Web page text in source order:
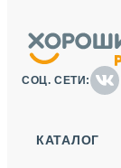
СОЦ. СЕТИ:
КАТАЛОГ